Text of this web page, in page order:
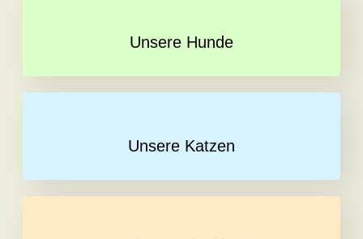
Unsere Hunde
Unsere Katzen